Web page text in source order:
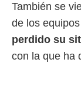
También se
de los
perdido su
con la que ha